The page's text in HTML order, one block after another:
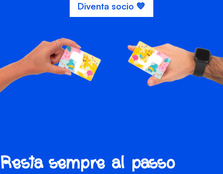
Diventa socio 💙
Resta sempre al passo